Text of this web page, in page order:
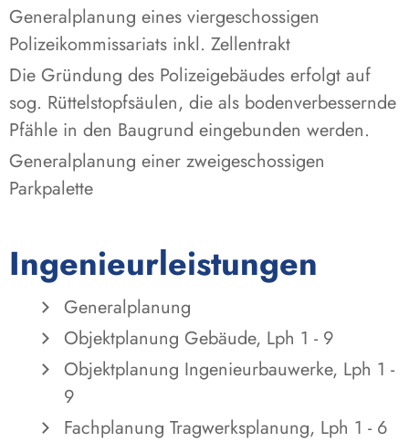
Generalplanung eines viergeschossigen
Polizeikommissariats inkl. Zellentrakt
Die Gründung des Polizeigebäudes erfolgt auf
sog. Rüttelstopfsäulen, die als bodenverbessernde
Pfähle in den Baugrund eingebunden werden.
Generalplanung einer zweigeschossigen
Parkpalette
Ingenieurleistungen
Generalplanung
Objektplanung Gebäude, Lph 1 - 9
Objektplanung Ingenieurbauwerke, Lph 1 -
9
Fachplanung Tragwerksplanung, Lph 1 - 6